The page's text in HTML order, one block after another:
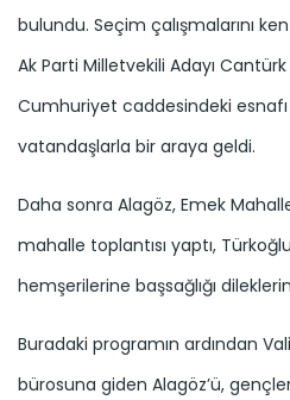
bulundu. Seçim çalışmalarını
Ak Parti Milletvekili Adayı
Cumhuriyet caddesindeki
vatandaşlarla bir araya geldi.
Daha sonra Alagöz, Emek
mahalle toplantısı yaptı,
hemşerilerine başsağlığı
Buradaki programın ardından
bürosuna giden Alagöz’ü,